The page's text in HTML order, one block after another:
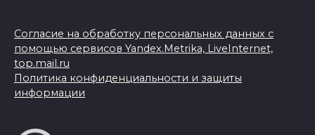
Согласие на обработку персональных данных с
помощью сервисов Yandex.Metrika, LiveInternet,
top.mail.ru
Политика конфиденциальности и защиты
информации